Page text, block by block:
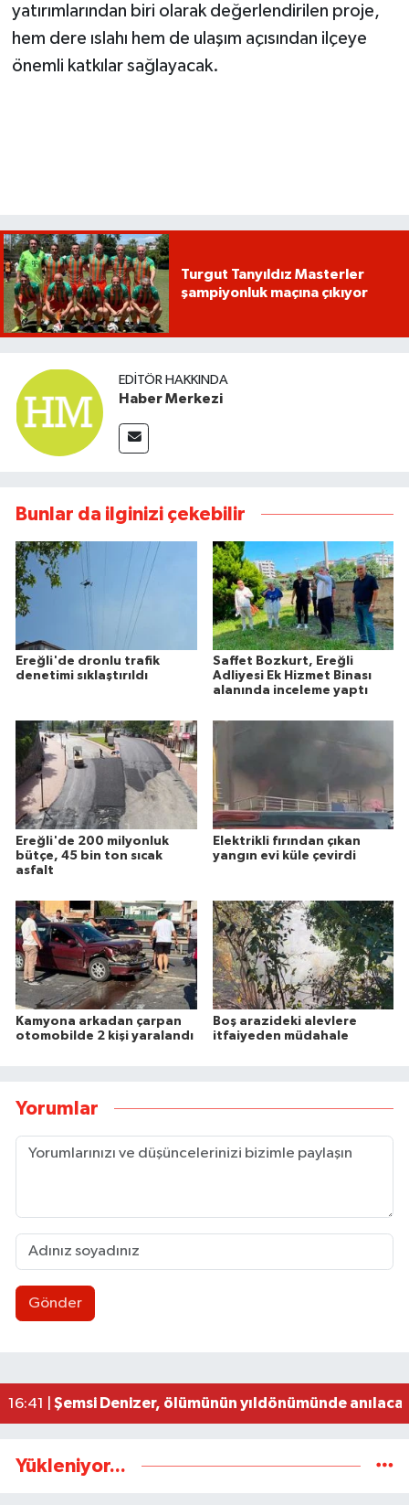
yatırımlarından biri olarak değerlendirilen proje,
hem dere ıslahı hem de ulaşım açısından ilçeye
önemli katkılar sağlayacak.
Turgut Tanyıldız Masterler
şampiyonluk maçına çıkıyor
EDITÖR HAKKINDA
Haber Merkezi
Bunlar da ilginizi çekebilir
Ereğli'de dronlu trafik
denetimi sıklaştırıldı
Saffet Bozkurt, Ereğli
Adliyesi Ek Hizmet Binası
alanında inceleme yaptı
Ereğli'de 200 milyonluk
bütçe, 45 bin ton sıcak
asfalt
Elektrikli fırından çıkan
yangın evi küle çevirdi
Kamyona arkadan çarpan
otomobilde 2 kişi yaralandı
Boş arazideki alevlere
itfaiyeden müdahale
Yorumlar
Gönder
22:11 |Git-gel siyaseti!/ Zonguldak siyaseti işte böyle! /
16:41 |
22:49 |Diploma dönemi bitiyor, mikro-yetkinlik dönemi
Yükleniyor...